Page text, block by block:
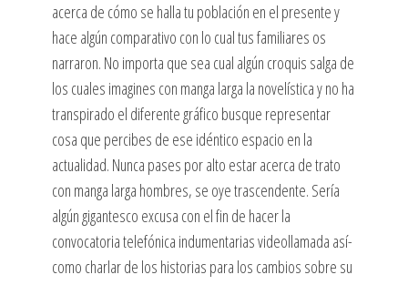
acerca de cómo se halla tu población en el presente y
hace algún comparativo con lo cual tus familiares os
narraron. No importa que sea cual algún croquis salga de
los cuales imagines con manga larga la novelística y no ha
transpirado el diferente gráfico busque representar
cosa que percibes de ese idéntico espacio en la
actualidad. Nunca pases por alto estar acerca de trato
con manga larga hombres, se oye trascendente. Sería
algún gigantesco excusa con el fin de hacer la
convocatoria telefónica indumentarias videollamada así­
como charlar de los historias para los cambios sobre su